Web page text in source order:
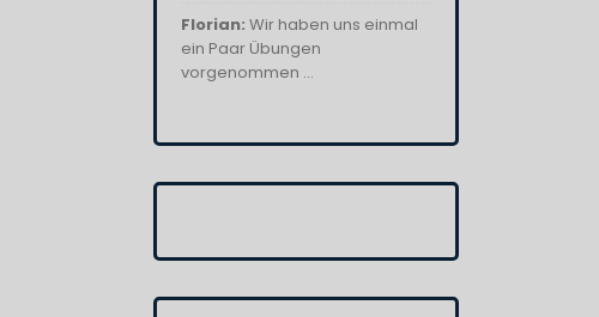
Florian: Wir haben uns einmal
ein Paar Übungen
vorgenommen ...